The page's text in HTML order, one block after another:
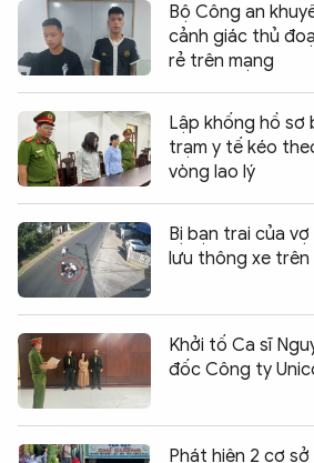
Bộ Công an
cảnh giác thủ
rẻ trên mạng
Lập khống hồ sơ
trạm y tế kéo
vòng lao lý
Bị bạn trai của
lưu thông xe
Khởi tố Ca sĩ
đốc Công ty
Phát hiện 2 cơ